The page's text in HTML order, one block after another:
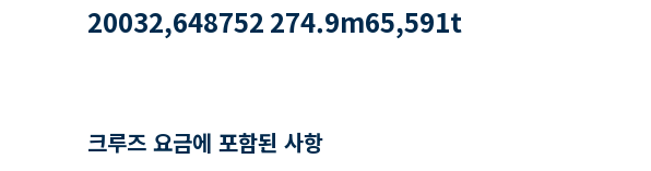
20032,648752 274.9m65,591t
크루즈 요금에 포함된 사항